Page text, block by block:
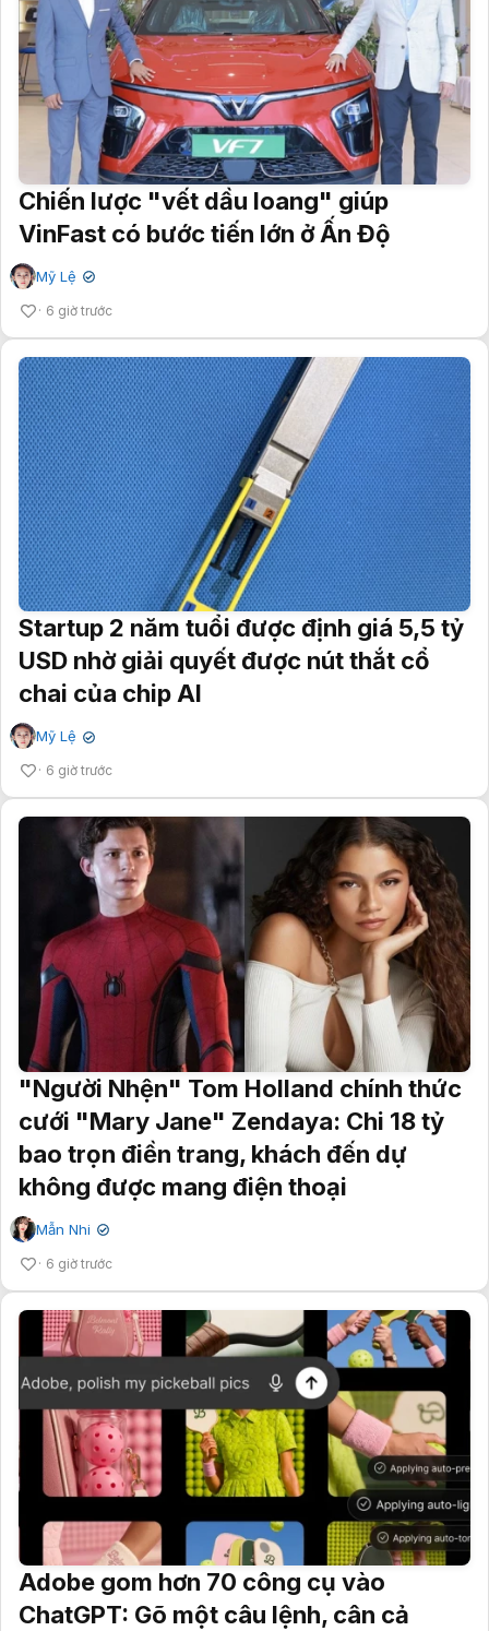
Chiến lược "vết dầu loang" giúp
VinFast có bước tiến lớn ở Ấn Độ
Mỹ Lệ ✔
6 giờ trước
Startup 2 năm tuổi được định giá 5,5 tỷ
USD nhờ giải quyết được nút thắt cổ
chai của chip AI
Mỹ Lệ ✔
6 giờ trước
"Người Nhện" Tom Holland chính thức
cưới "Mary Jane" Zendaya: Chi 18 tỷ
bao trọn điền trang, khách đến dự
không được mang điện thoại
Mẫn Nhi ✔
6 giờ trước
Adobe gom hơn 70 công cụ vào
ChatGPT: Gõ một câu lệnh, cân cả